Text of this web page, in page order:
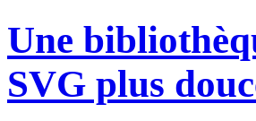
Une
SVG plus